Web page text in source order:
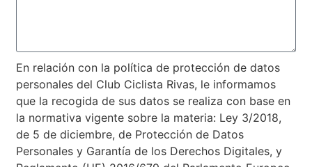
En relación con la política de protección de datos
personales del Club Ciclista Rivas, le informamos
que la recogida de sus datos se realiza con base en
la normativa vigente sobre la materia: Ley 3/2018,
de 5 de diciembre, de Protección de Datos
Personales y Garantía de los Derechos Digitales, y